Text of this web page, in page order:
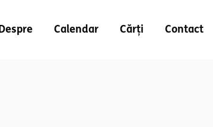
Despre Calendar Cărți Contact